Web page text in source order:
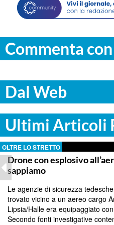
Commenta
Dal Web
Ultimi Articoli
OLTRE LO STRETTO
Drone con esplosivo
sappiamo
Le agenzie di sicurezza
trovato vicino a un aereo cargo
Lipsia/Halle era equipaggiato
Secondo fonti investigative